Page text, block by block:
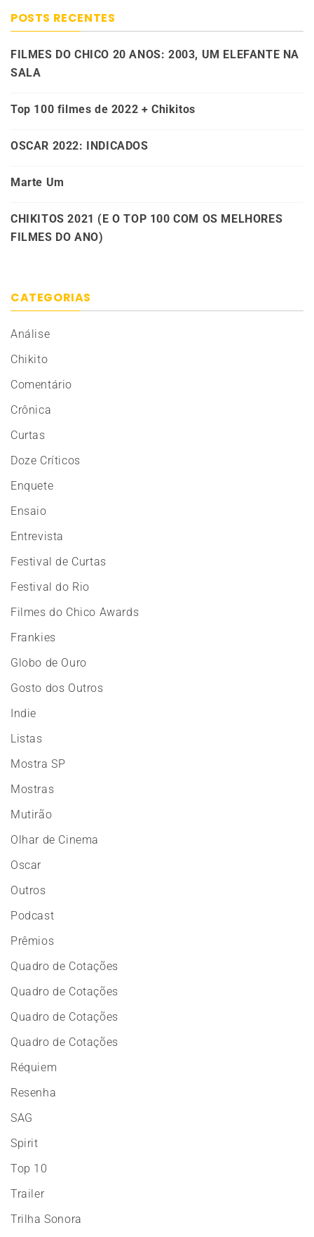
POSTS RECENTES
FILMES DO CHICO 20 ANOS: 2003, UM ELEFANTE NA
SALA
Top 100 filmes de 2022 + Chikitos
OSCAR 2022: INDICADOS
Marte Um
CHIKITOS 2021 (E O TOP 100 COM OS MELHORES
FILMES DO ANO)
CATEGORIAS
Análise
Chikito
Comentário
Crônica
Curtas
Doze Críticos
Enquete
Ensaio
Entrevista
Festival de Curtas
Festival do Rio
Filmes do Chico Awards
Frankies
Globo de Ouro
Gosto dos Outros
Indie
Listas
Mostra SP
Mostras
Mutirão
Olhar de Cinema
Oscar
Outros
Podcast
Prêmios
Quadro de Cotações
Quadro de Cotações
Quadro de Cotações
Quadro de Cotações
Réquiem
Resenha
SAG
Spirit
Top 10
Trailer
Trilha Sonora